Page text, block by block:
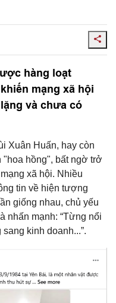
hàng loạt
mạng xã hội
và chưa có
Xuân Huấn, hay còn
hồng", bất ngờ trở
xã hội. Nhiều
tin về hiện tượng
giống nhau, chủ yếu
nhấn mạnh: “Từng nổi
kinh doanh...”.